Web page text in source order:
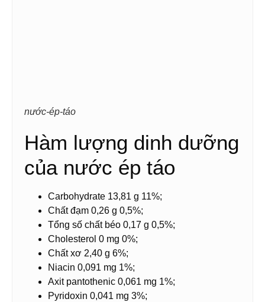
nước-ép-táo
Hàm lượng dinh dưỡng
của nước ép táo
Carbohydrate 13,81 g 11%;
Chất đạm 0,26 g 0,5%;
Tổng số chất béo 0,17 g 0,5%;
Cholesterol 0 mg 0%;
Chất xơ 2,40 g 6%;
Niacin 0,091 mg 1%;
Axit pantothenic 0,061 mg 1%;
Pyridoxin 0,041 mg 3%;